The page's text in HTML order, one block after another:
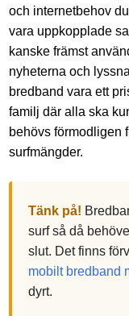
och internetbehov
vara uppkopplade
kanske främst
nyheterna och
bredband vara ett
familj där alla ska
behövs förmodligen
surfmängder.
Tänk på!
surf så då
slut. Det finns
mobilt bredband
dyrt.